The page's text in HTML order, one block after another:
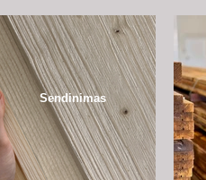
Sendinimas